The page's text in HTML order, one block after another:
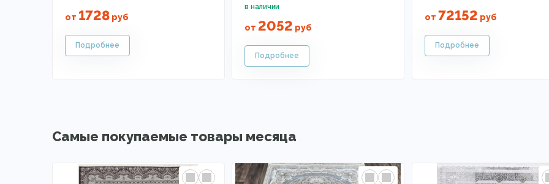
от 1728руб
от 2052 руб
от 72152 руб
Самые покупаемые товары месяца